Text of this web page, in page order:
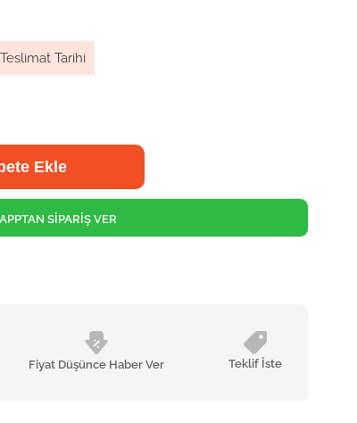
Tarihi
Fiyat Düşünce Haber Ver Teklif İste
SİPARİŞ VER